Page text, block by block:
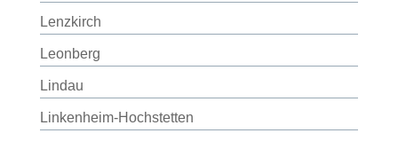
Lenzkirch
Leonberg
Lindau
Linkenheim-Hochstetten